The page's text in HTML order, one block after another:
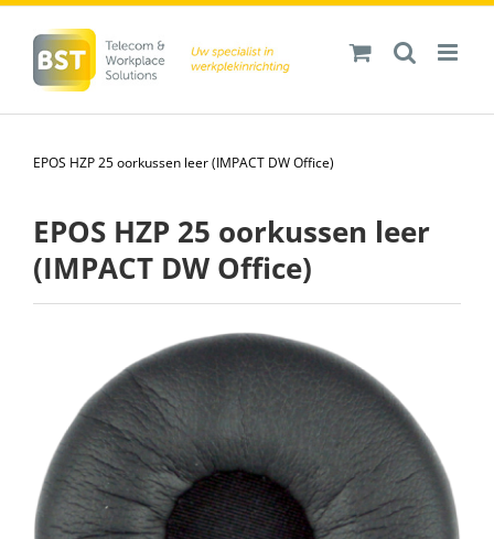
inhoud
EPOS HZP 25 oorkussen leer (IMPACT DW Office)
EPOS HZP 25 oorkussen leer
(IMPACT DW Office)